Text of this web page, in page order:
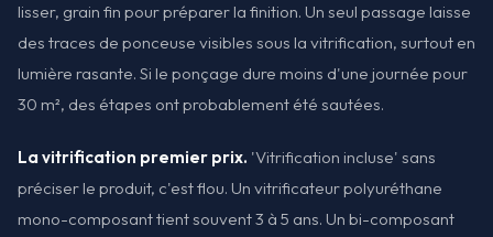
lisser, grain fin pour préparer la finition. Un seul passage laisse
des traces de ponceuse visibles sous la vitrification, surtout en
lumière rasante. Si le ponçage dure moins d'une journée pour
30 m², des étapes ont probablement été sautées.
La vitrification premier prix. 'Vitrification incluse' sans
préciser le produit, c'est flou. Un vitrificateur polyuréthane
mono-composant tient souvent 3 à 5 ans. Un bi-composant